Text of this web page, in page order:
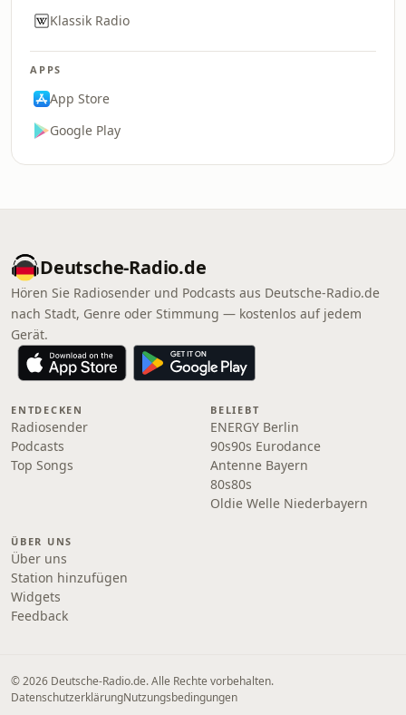
Klassik Radio
APPS
App Store
Google Play
Deutsche-Radio.de
Hören Sie Radiosender und Podcasts aus Deutsche-Radio.de
nach Stadt, Genre oder Stimmung — kostenlos auf jedem
Gerät.
ENTDECKEN
Radiosender
Podcasts
Top Songs
BELIEBT
ENERGY Berlin
90s90s Eurodance
Antenne Bayern
80s80s
Oldie Welle Niederbayern
ÜBER UNS
Über uns
Station hinzufügen
Widgets
Feedback
© 2026 Deutsche-Radio.de. Alle Rechte vorbehalten.
DatenschutzerklärungNutzungsbedingungen